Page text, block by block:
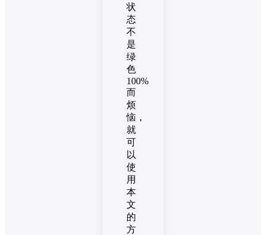
状
态
不
是
绿
色
100%
而
烦
恼，
就
可
以
使
用
本
文
的
方